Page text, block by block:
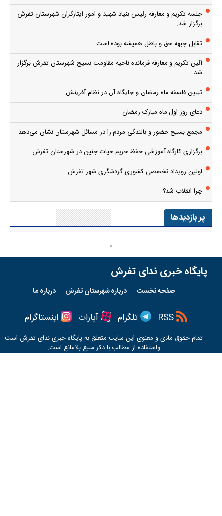
چرا انقلاب شد؟
پر بازدیدها
پایگاه خبری ندای تفرش
صفحه نخست درباره شهرستان تفرش درباره ما
RSS تلگرام آپارات اینستاگرام
تمام حقوق مادی و معنوی این سایت متعلق به پایگاه خبریندای تفرش
واستفاده از مطالب با ذکر منبع بلامانع است.